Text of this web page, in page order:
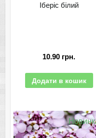
Іберіс білий
10.90 грн.
Додати в кошик